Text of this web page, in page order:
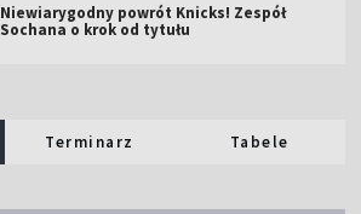
Niewiarygodny powrót Knicks! Zespół
Sochana o krok od tytułu
Terminarz Tabele